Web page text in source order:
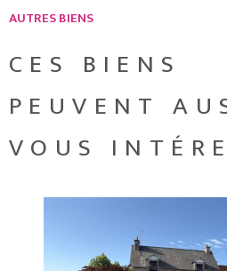
AUTRES BIENS
CES BIENS
PEUVENT
VOUS